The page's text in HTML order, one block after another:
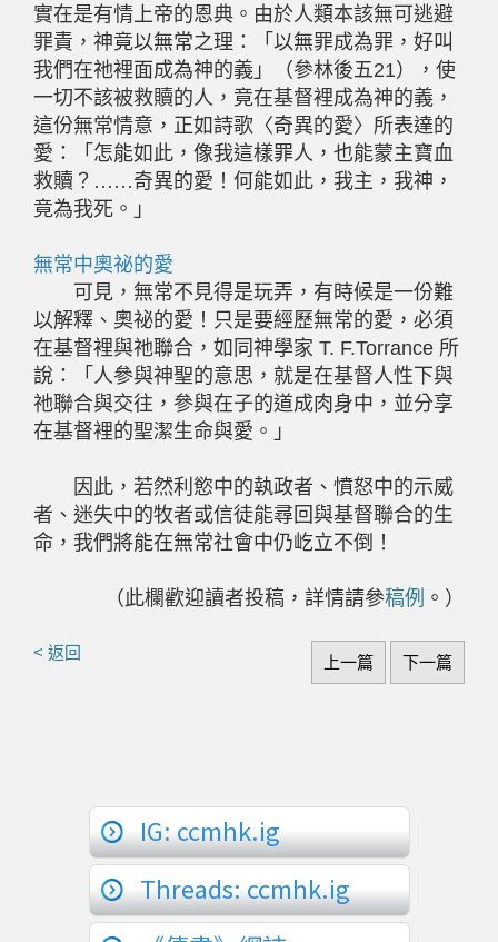
實在是有情上帝的恩典。由於人類本該無可逃避
罪責，神竟以無常之理：「以無罪成為罪，好叫
我們在祂裡面成為神的義」（參林後五21），使
一切不該被救贖的人，竟在基督裡成為神的義，
這份無常情意，正如詩歌〈奇異的愛〉所表達的
愛：「怎能如此，像我這樣罪人，也能蒙主寶血
救贖？ ……奇異的愛！何能如此，我主，我神，
竟為我死。」
無常中奧祕的愛
可見，無常不見得是玩弄，有時候是一份難
以解釋、奧祕的愛！只是要經歷無常的愛，必須
在基督裡與祂聯合，如同神學家 T. F.Torrance 所
說：「人參與神聖的意思，就是在基督人性下與
祂聯合與交往，參與在子的道成肉身中，並分享
在基督裡的聖潔生命與愛。」
因此，若然利慾中的執政者、憤怒中的示威
者、迷失中的牧者或信徒能尋回與基督聯合的生
命，我們將能在無常社會中仍屹立不倒！
（此欄歡迎讀者投稿，詳情請參稿例 。）
< 返回
上一篇 下一篇
IG: ccmhk.ig
Threads: ccmhk.ig